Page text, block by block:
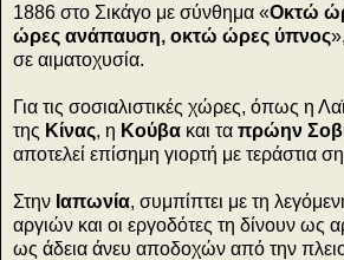
1886 στο Σικάγο με σύνθημα «Οκτώ
ώρες ανάπαυση, οκτώ ώρες ύπνος
σε αιματοχυσία.
Για τις σοσιαλιστικές χώρες, όπως η
της Κίνας, η Κούβα και τα πρώην
αποτελεί επίσημη γιορτή με τεράστια
Στην Ιαπωνία, συμπίπτει με τη
αργιών και οι εργοδότες τη δίνουν ως
ως άδεια άνευ αποδοχών από την